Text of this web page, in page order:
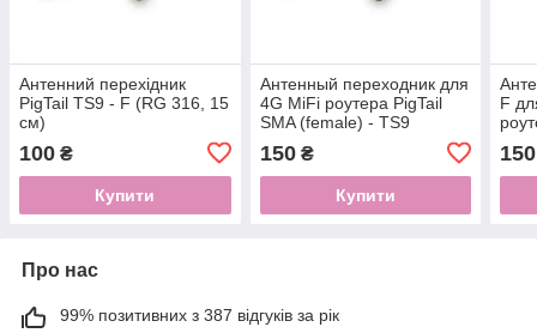
Антенний перехідник
PigTail TS9 - F (RG 316, 15
см)
100 ₴
Купити
Антенный переходник для
4G MiFi роутера PigTail
SMA (female) - TS9
150₴
Купити
F
150
Про нас
99% позитивних з 387 відгуків за рік